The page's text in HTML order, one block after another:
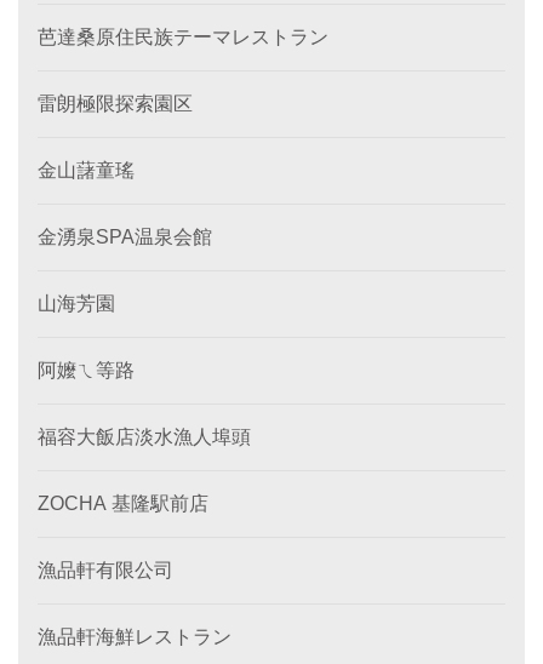
芭達桑原住民族テーマレストラン
雷朗極限探索園区
金山藷童瑤
金湧泉SPA温泉会館
山海芳園
阿嬤ㄟ等路
福容大飯店淡水漁人埠頭
ZOCHA 基隆駅前店
漁品軒有限公司
漁品軒海鮮レストラン